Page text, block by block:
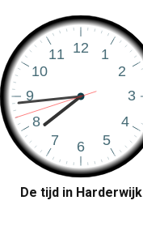
De tijd in Harderwijk